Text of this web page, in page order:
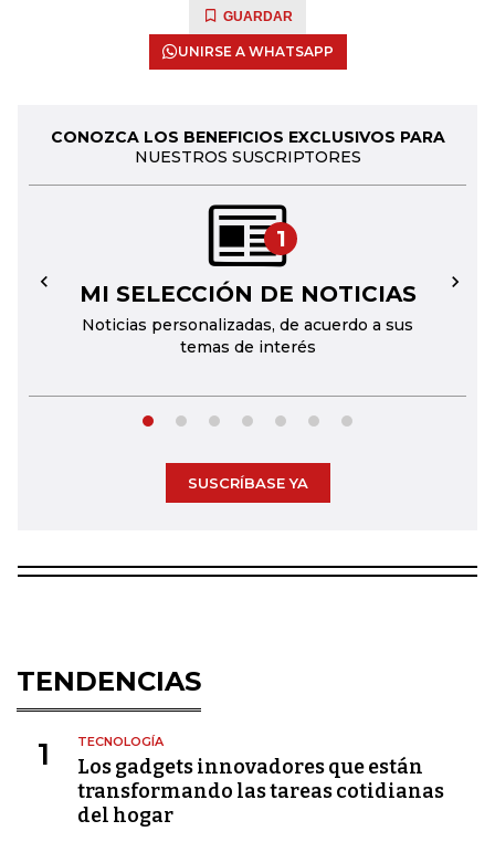
GUARDAR
UNIRSE A WHATSAPP
CONOZCA LOS BENEFICIOS EXCLUSIVOS PARA
NUESTROS SUSCRIPTORES
1
MI SELECCIÓN DE NOTICIAS
Noticias personalizadas, de acuerdo a sus
temas de interés
← →
SUSCRÍBASE YA
TENDENCIAS
1 TECNOLOGÍA
Los gadgets innovadores que están
transformando las tareas cotidianas
del hogar